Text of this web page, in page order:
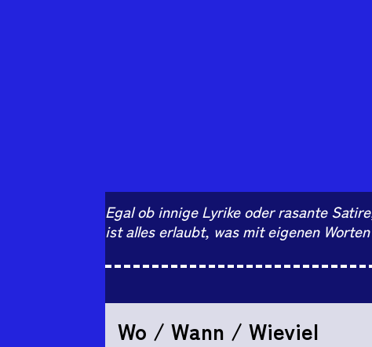
Egal ob innige Lyrike oder rasante
ist alles erlaubt, was mit eigenen
Wo / Wann / Wieviel